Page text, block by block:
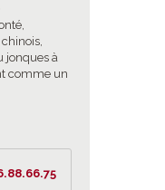
jonques à
comme un